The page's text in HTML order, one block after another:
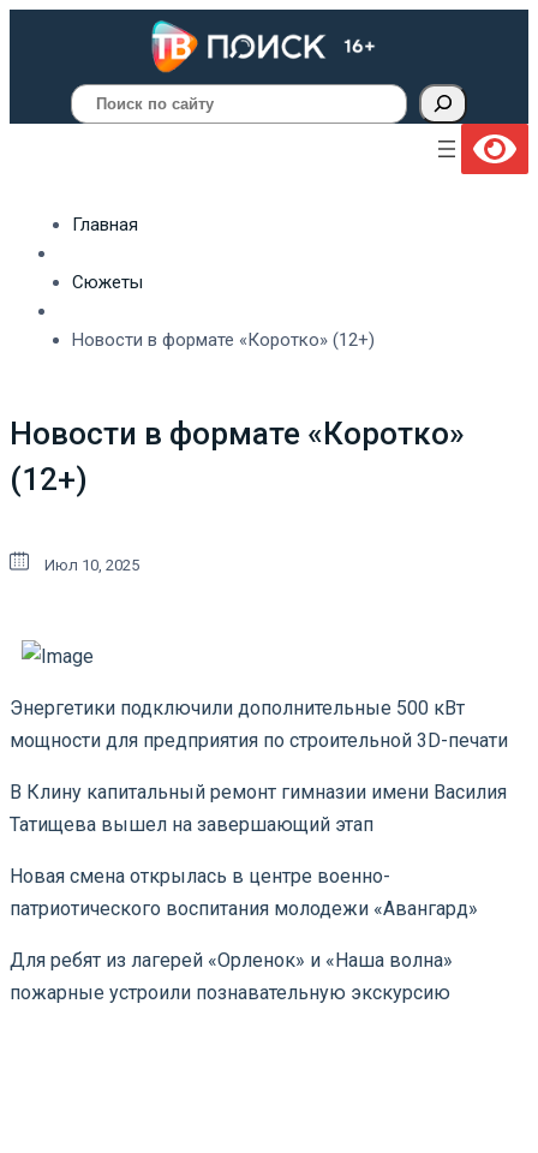
Поиск
Главная
Сюжеты
Новости в формате «Коротко» (12+)
Новости в формате «Коротко»
(12+)
Июл 10, 2025
Энергетики подключили дополнительные 500 кВт
мощности для предприятия по строительной 3D-печати
В Клину капитальный ремонт гимназии имени Василия
Татищева вышел на завершающий этап
Новая смена открылась в центре военно-
патриотического воспитания молодежи «Авангард»
Для ребят из лагерей «Орленок» и «Наша волна»
пожарные устроили познавательную экскурсию